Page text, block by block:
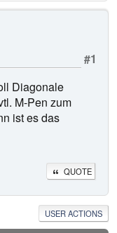
#1
Diagonale
M-Pen zum
ist es das
QUOTE
USER ACTIONS